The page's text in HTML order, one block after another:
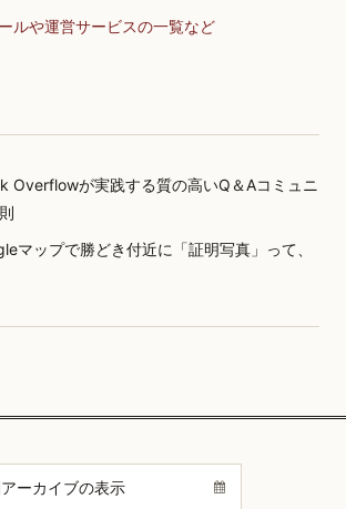
ルや運営サービスの一覧など
Overflowが実践する質の高いQ＆Aコミュニ
マップで勝どき付近に「証明写真」って、